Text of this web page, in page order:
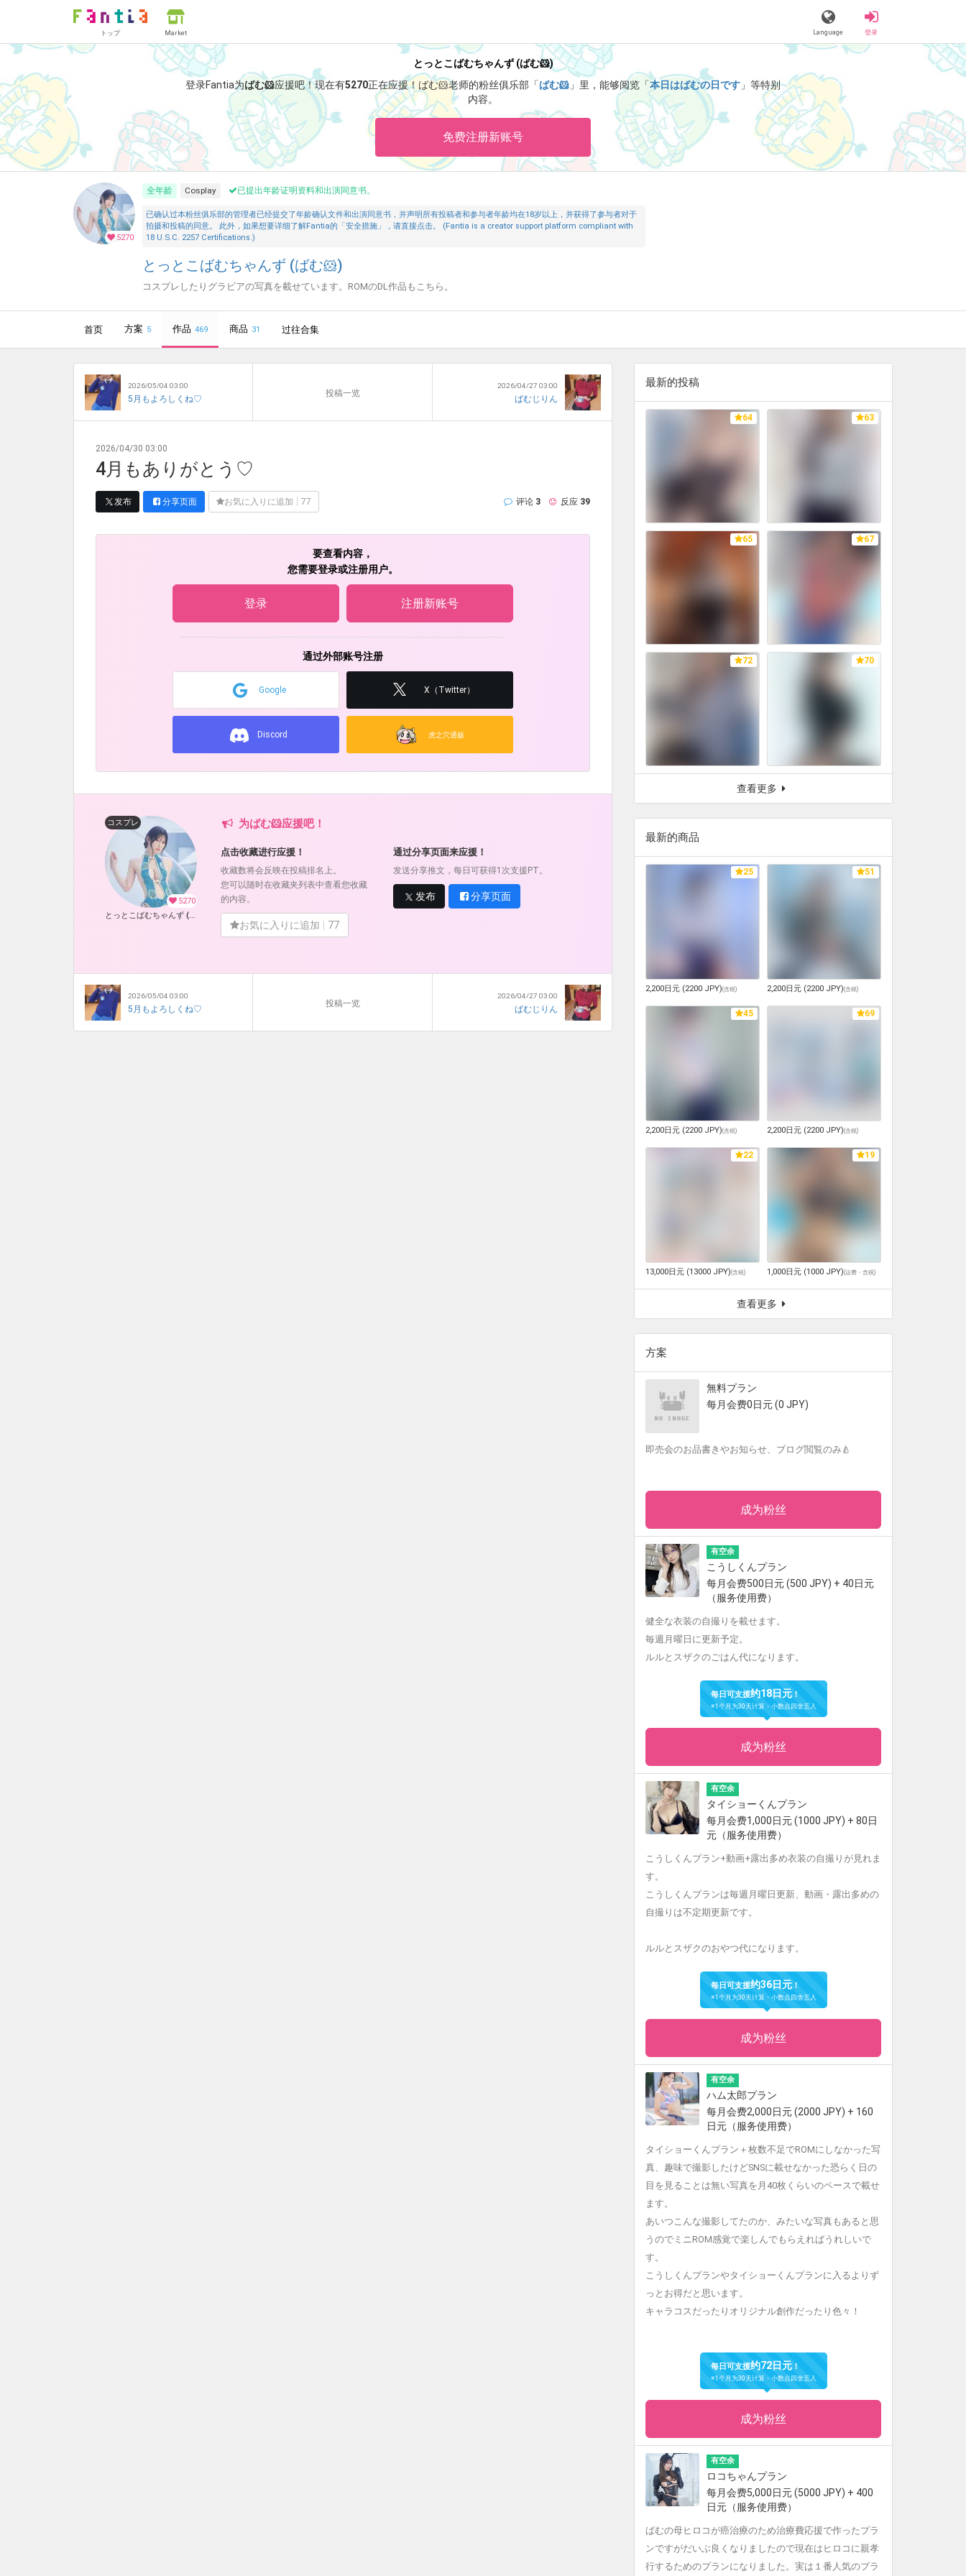
トップ Market Language 登录
とっとこばむちゃんず (ばむ🐹)
登录Fantia为ばむ🐹应援吧！现在有5270正在应援！ ばむ🐹老师的粉丝俱乐部「ばむ🐹 」里，能够阅览「本日はばむの日です 」等特别
内容。
免费注册新账号
5270
全年龄 Cosplay 已提出年龄证明资料和出演同意书。
已确认过本粉丝俱乐部的管理者已经提交了年龄确认文件和出演同意书，并声明所有投稿者和参与者年龄均在18岁以上，并获得了参与者对于
拍摄和投稿的同意。 此外，如果想要详细了解Fantia的「安全措施」，请直接点击。 (Fantia is a creator support platform compliant with
18 U.S.C. 2257 Certifications.)
とっとこばむちゃんず (ばむ🐹)
コスプレしたりグラビアの写真を載せています。ROMのDL作品もこちら。
首页 方案 5 作品 469 商品 31 过往合集
2026/05/04 03:00
5月もよろしくね♡
投稿一览
2026/04/27 03:00
ばむじりん
2026/04/30 03:00
4月もありがとう♡
发布 分享页面 お気に入りに追加 77 评论 3 反应 39
要查看内容，
您需要登录或注册用户。
登录 注册新账号
通过外部账号注册
Google X（Twitter）
Discord 虎之穴通贩
5270
コスプレ
とっとこばむちゃんず (ばむ🐹)
为ばむ🐹应援吧！
点击收藏进行应援！
收藏数将会反映在投稿排名上。
您可以随时在收藏夹列表中查看您收藏
的内容。
お気に入りに追加 77
通过分享页面来应援！
发送分享推文，每日可获得1次支援PT。
发布 分享页面
2026/05/04 03:00
5月もよろしくね♡
投稿一览
2026/04/27 03:00
ばむじりん
最新的投稿
64 63
65 67
72 70
查看更多
最新的商品
25
2,200日元 (2200 JPY)(含税)
51
2,200日元 (2200 JPY)(含税)
45
2,200日元 (2200 JPY)(含税)
69
2,200日元 (2200 JPY)(含税)
22
13,000日元 (13000 JPY)(含税)
19
1,000日元 (1000 JPY)(运费・含税)
查看更多
方案
無料プラン
每月会费0日元 (0 JPY)
即売会のお品書きやお知らせ、ブログ閲覧のみ🍐
成为粉丝
有空余
こうしくんプラン
每月会费500日元 (500 JPY) + 40日元
（服务使用费）
健全な衣装の自撮りを載せます。
毎週月曜日に更新予定。
ルルとスザクのごはん代になります。
每日可支援约18日元！
※1个月为30天计算・小数点四舍五入
成为粉丝
有空余
タイショーくんプラン
每月会费1,000日元 (1000 JPY) + 80日
元（服务使用费）
こうしくんプラン+動画+露出多め衣装の自撮りが見れま
す。
こうしくんプランは毎週月曜日更新、動画・露出多めの
自撮りは不定期更新です。
ルルとスザクのおやつ代になります。
每日可支援约36日元！
※1个月为30天计算・小数点四舍五入
成为粉丝
有空余
ハム太郎プラン
每月会费2,000日元 (2000 JPY) + 160
日元（服务使用费）
タイショーくんプラン＋枚数不足でROMにしなかった写
真、趣味で撮影したけどSNSに載せなかった恐らく日の
目を見ることは無い写真を月40枚くらいのペースで載せ
ます。
あいつこんな撮影してたのか、みたいな写真もあると思
うのでミニROM感覚で楽しんでもらえればうれしいで
す。
こうしくんプランやタイショーくんプランに入るよりず
っとお得だと思います。
キャラコスだったりオリジナル創作だったり色々！
每日可支援约72日元！
※1个月为30天计算・小数点四舍五入
成为粉丝
有空余
ロコちゃんプラン
每月会费5,000日元 (5000 JPY) + 400
日元（服务使用费）
ばむの母ヒロコが癌治療のため治療費応援で作ったプラ
ンですがだいぶ良くなりましたので現在はヒロコに親孝
行するためのプランになりました。実は１番人気のプラ